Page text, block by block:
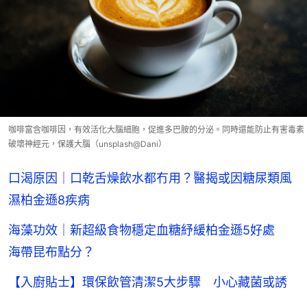
咖啡富含咖啡因，有效活化大腦細胞，促進多巴胺的分泌。同時還能防止有害毒素
破壞神經元，保護大腦（unsplash@Dani）
口渴原因｜口乾舌燥飲水都冇用？醫揭或因糖尿類風
濕柏金遜8疾病
海藻功效｜新超級食物穩定血糖紓緩柏金遜5好處
海帶昆布點分？
【入廚貼士】環保飲管清潔5大步驟 小心藏菌或誘